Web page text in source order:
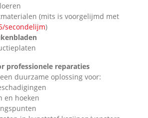
(mits is voorgelijmd met
secondelijm)
professionele reparaties
duurzame oplossing voor:
en hoeken